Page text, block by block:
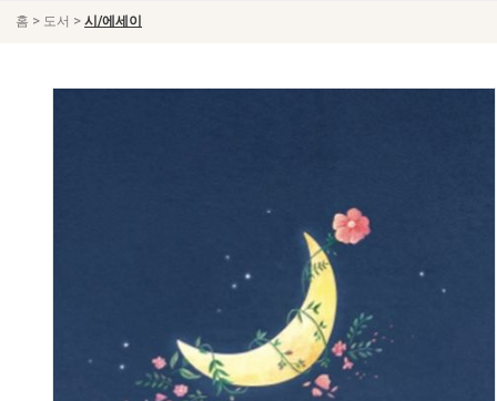
홈 > 도서 > 시/에세이